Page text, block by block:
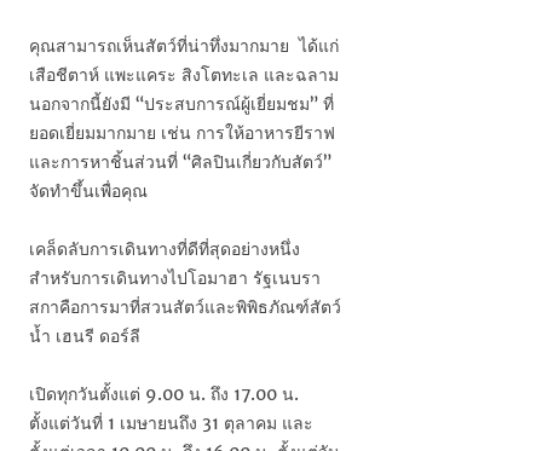
คุณสามารถเห็นสัตว์ที่น่าทึ่งมากมาย ได้แก่
เสือชีตาห์ แพะแคระ สิงโตทะเล และฉลาม
นอกจากนี้ยังมี “ประสบการณ์ผู้เยี่ยมชม” ที่
ยอดเยี่ยมมากมาย เช่น การให้อาหารยีราฟ
และการหาชิ้นส่วนที่ “ศิลปินเกี่ยวกับสัตว์”
จัดทำขึ้นเพื่อคุณ
เคล็ดลับการเดินทางที่ดีที่สุดอย่างหนึ่ง
สำหรับการเดินทางไปโอมาฮา รัฐเนบรา
สกาคือการมาที่สวนสัตว์และพิพิธภัณฑ์สัตว์
น้ำ เฮนรี ดอร์ลี
เปิดทุกวันตั้งแต่ 9.00 น. ถึง 17.00 น.
ตั้งแต่วันที่ 1 เมษายนถึง 31 ตุลาคม และ